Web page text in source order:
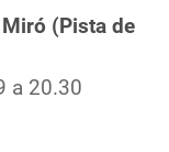
(Pista de
a 20.30